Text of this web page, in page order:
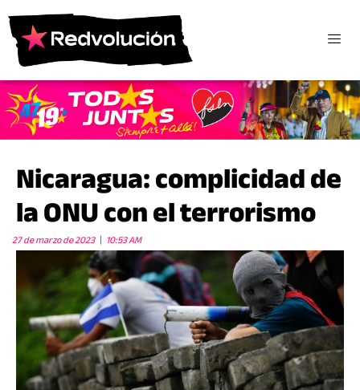
Nicaragua: complicidad de
la ONU con el terrorismo
27 de marzo de 2023 10:53 AM